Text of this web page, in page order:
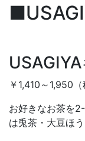
￥1,410～1,950（
お好きなお茶を
は兎茶・大豆ほう